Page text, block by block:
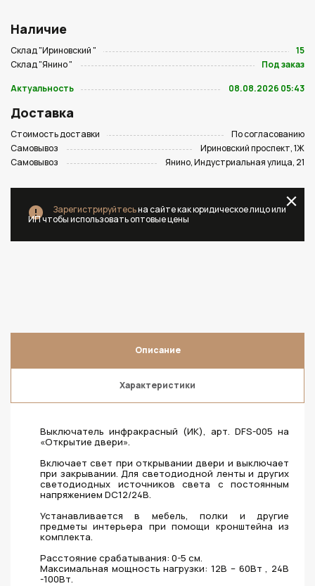
Наличие
Склад "Ириновский "
15
Склад "Янино "
Под заказ
Актуальность
08.08.2026 05:43
Доставка
Стоимость доставки
По согласованию
Самовывоз
Ириновский проспект, 1Ж
Самовывоз
Янино, Индустриальная улица, 21
Зарегистрируйтесьна сайте как юридическое лицо или
ИП чтобы использовать оптовые цены
Описание
Характеристики
Выключатель инфракрасный (ИК), арт. DFS-005 на
«Открытие двери».
Включает свет при открывании двери и выключает
при закрывании. Для светодиодной ленты и других
светодиодных источников света с постоянным
напряжением DC12/24В.
Устанавливается в мебель, полки и другие
предметы интерьера при помощи кронштейна из
комплекта.
Расстояние срабатывания: 0-5 см.
Максимальная мощность нагрузки: 12В – 60Вт , 24В
-100Вт.